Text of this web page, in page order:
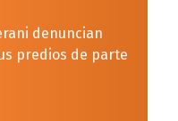
denuncian
predios de parte